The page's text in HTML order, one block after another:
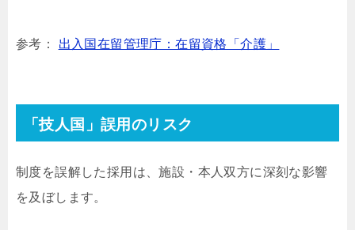
参考： 出入国在留管理庁：在留資格「介護」
「技人国」誤用のリスク
制度を誤解した採用は、施設・本人双方に深刻な影響
を及ぼします。